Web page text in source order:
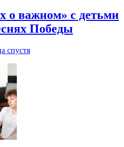
о важном» с детьми
Победы
спустя